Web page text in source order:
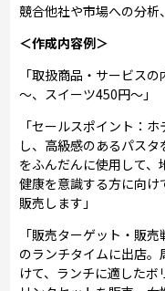
競合他社や市場への分析
＜作成内容例＞
「取扱商品・サービス
～、スイーツ450円～」
「セールスポイント：
し、高級感のあるパス
をふんだんに使用して、
健康を意識する方に向け
販売します」
「販売ターゲット・販
のランチタイムに出店
けて、ランチに適した